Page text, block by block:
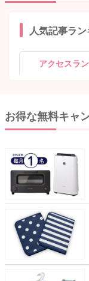
人気記事ラ
アクセスラ
お得な無料キャ